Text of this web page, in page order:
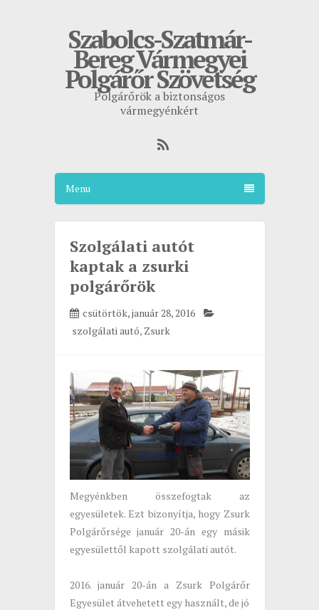
Szabolcs-Szatmár-
Bereg Vármegyei
Polgárőr Szövetség
Polgárőrök a biztonságos
vármegyénkért
Menu
Szolgálati autót
kaptak a zsurki
polgárőrök
csütörtök, január 28, 2016
szolgálati autó, Zsurk
Megyénkben összefogtak az
egyesületek. Ezt bizonyítja, hogy Zsurk
Polgárőrsége január 20-án egy másik
egyesülettől kapott szolgálati autót.
2016. január 20-án a Zsurk Polgárőr
Egyesület átvehetett egy használt, de jó